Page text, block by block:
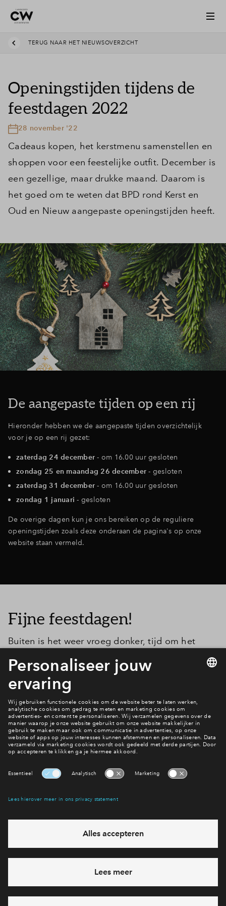
Inloggen
TERUG NAAR HET NIEUWSOVERZICHT
Openingstijden tijdens de
feestdagen 2022
28 november '22
Cadeaus kopen, het kerstmenu samenstellen en
shoppen voor een feestelijke outfit. December is
een gezellige, maar drukke maand. Daarom is
het goed om te weten dat BPD rond Kerst en
Oud en Nieuw aangepaste openingstijden heeft.
De aangepaste tijden op een rij
Hieronder hebben we de aangepaste tijden overzichtelijk
voor je op een rij gezet:
zaterdag 24 december - om 16.00 uur gesloten
zondag 25 en maandag 26 december - gesloten
zaterdag 31 december - om 16.00 uur gesloten
zondag 1 januari - gesloten
De overige dagen kun je ons bereiken op de reguliere
openingstijden zoals deze onderaan de pagina's op onze
website staan vermeld.
Fijne feestdagen!
Buiten is het weer vroeg donker, tijd om het
gezellig te maken met sfeervolle kerstversiering
en warm kaarslicht. Misschien wordt dit wel de
1e Kerst in je nieuwe huis, of juist de laatste in je
oude woning. Waar je de feestdagen ook
doorbrengt, we wensen je alvast hele gezellige
dagen toe!
eventuele projecten
Ja, ik wil mij aanmelden
Heb je een vraag en wil je direct antwoord? Bel ons op088 -
712 26 85